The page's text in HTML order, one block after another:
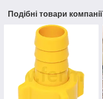
Подібні товари компанії